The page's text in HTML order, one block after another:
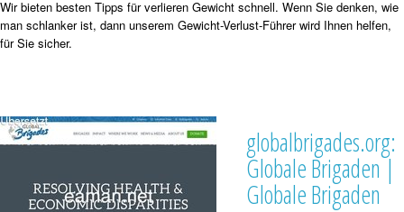
Wir bieten besten Tipps für verlieren Gewicht schnell. Wenn Sie denken, wie
man schlanker ist, dann unserem Gewicht-Verlust-Führer wird Ihnen helfen,
für Sie sicher.
globalbrigades.org:
Globale Brigaden |
Globale Brigaden